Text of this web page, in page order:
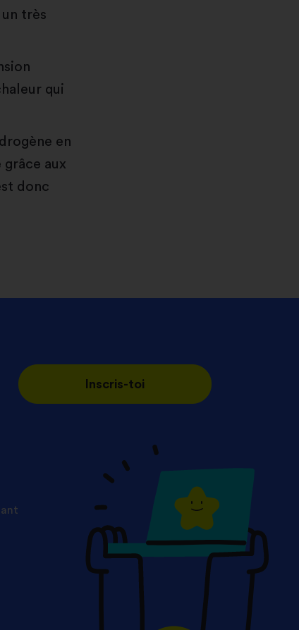
très
qui
en
aux
donc
Inscris-toi